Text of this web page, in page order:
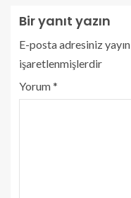
Bir yanıt yazın
E-posta adresiniz
işaretlenmişlerdir
Yorum*